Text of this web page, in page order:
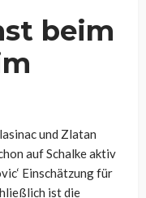
beim
und Zlatan
auf Schalke aktiv
Einschätzung für
ist die